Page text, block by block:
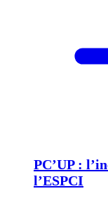
PC’UP :
l’ESPCI